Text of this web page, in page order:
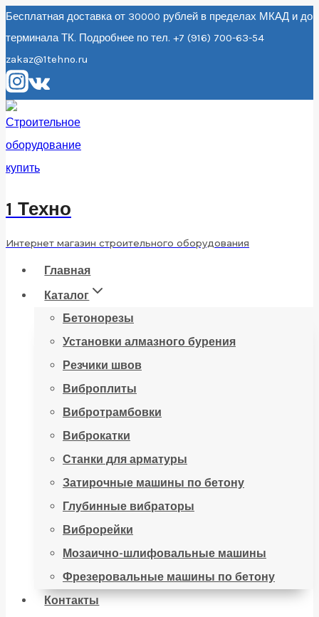
Перейти
к
содержанию
Бесплатная доставка от 30000 рублей в пределах МКАД и до
терминала ТК. Подробнее по тел. +7 (916) 700-63-54
zakaz@1tehno.ru
1 Техно
Интернет магазин строительного оборудования
Главная
Каталог
Бетонорезы
Установки алмазного бурения
Резчики швов
Виброплиты
Вибротрамбовки
Виброкатки
Станки для арматуры
Затирочные машины по бетону
Глубинные вибраторы
Виброрейки
Мозаично-шлифовальные машины
Фрезеровальные машины по бетону
Контакты